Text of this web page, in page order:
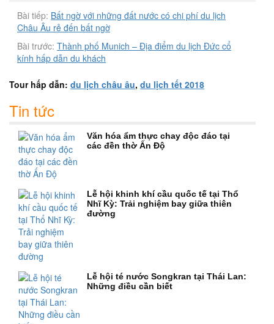
Bài tiếp: Bất ngờ với những đất nước có chi phí du lịch
Châu Âu rẻ đến bất ngờ
Bài trước: Thành phố Munich – Địa điểm du lịch Đức cổ
kính hấp dẫn du khách
Tour hấp dẫn: du lịch châu âu, du lịch tết 2018
Tin tức
Văn hóa ẩm thực chay độc đáo tại
các đền thờ Ấn Độ
Lễ hội khinh khí cầu quốc tế tại Thổ
Nhĩ Kỳ: Trải nghiệm bay giữa thiên
đường
Lễ hội té nước Songkran tại Thái Lan:
Những điều cần biết